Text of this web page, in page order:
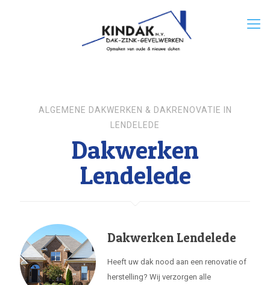
ALGEMENE DAKWERKEN & DAKRENOVATIE IN
LENDELEDE
Dakwerken
Lendelede
Dakwerken Lendelede
Heeft uw dak nood aan een renovatie of
herstelling? Wij verzorgen alle